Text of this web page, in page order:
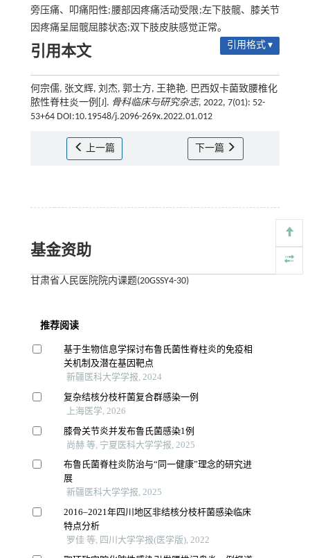
旁压痛、叩痛阳性;腰部因疼痛活动受限;左下肢髋、膝关节
因疼痛呈屈髋屈膝状态;双下肢皮肤感觉正常。
引用本文 引用格式 ▾
何宗儒, 张文辉, 刘杰, 郭士方, 王艳艳. 巴西奴卡菌致腰椎化
脓性脊柱炎一例[J]. 骨科临床与研究杂志, 2022, 7(01): 52-
53+64 DOI:10.19548/j.2096-269x.2022.01.012
上一篇 下一篇
基金资助
甘肃省人民医院院内课题(20GSSY4-30)